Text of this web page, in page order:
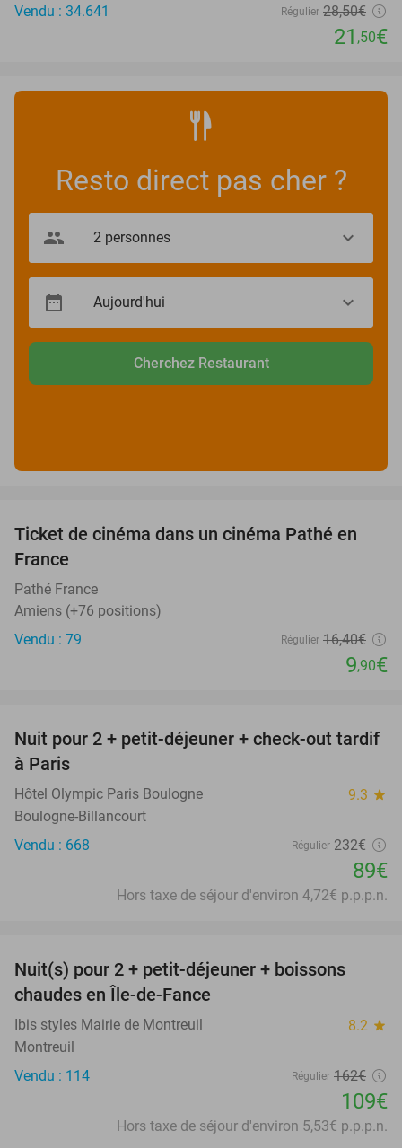
Vendu : 34.641 Régulier 28,50€
21 ,50€
Resto direct pas cher ?
Cherchez Restaurant
40%
Ticket de cinéma dans un cinéma Pathé en
France
Pathé France
Amiens (+76 positions)
Vendu : 79
Régulier 16,40€
9,90€
62%
Nuit pour 2 + petit-déjeuner + check-out tardif
à Paris
Hôtel Olympic Paris Boulogne 9.3 star
Boulogne-Billancourt
Vendu : 668
Régulier 232€
89€
Hors taxe de séjour d'environ 4,72€ p.p.p.n.
Nuit(s) pour 2 + petit-déjeuner + boissons
chaudes en Île-de-Fance
Ibis styles Mairie de Montreuil 8.2 star
Montreuil
Vendu : 114
Régulier 162€
109€
Hors taxe de séjour d'environ 5,53€ p.p.p.n.